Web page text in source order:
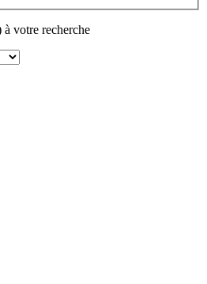
à votre recherche